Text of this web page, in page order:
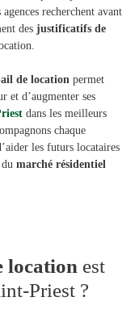
recherchent avant
des justificatifs de
de location permet
et d’augmenter ses
dans les meilleurs
chaque
les futurs locataires
marché résidentiel
location est
Priest ?